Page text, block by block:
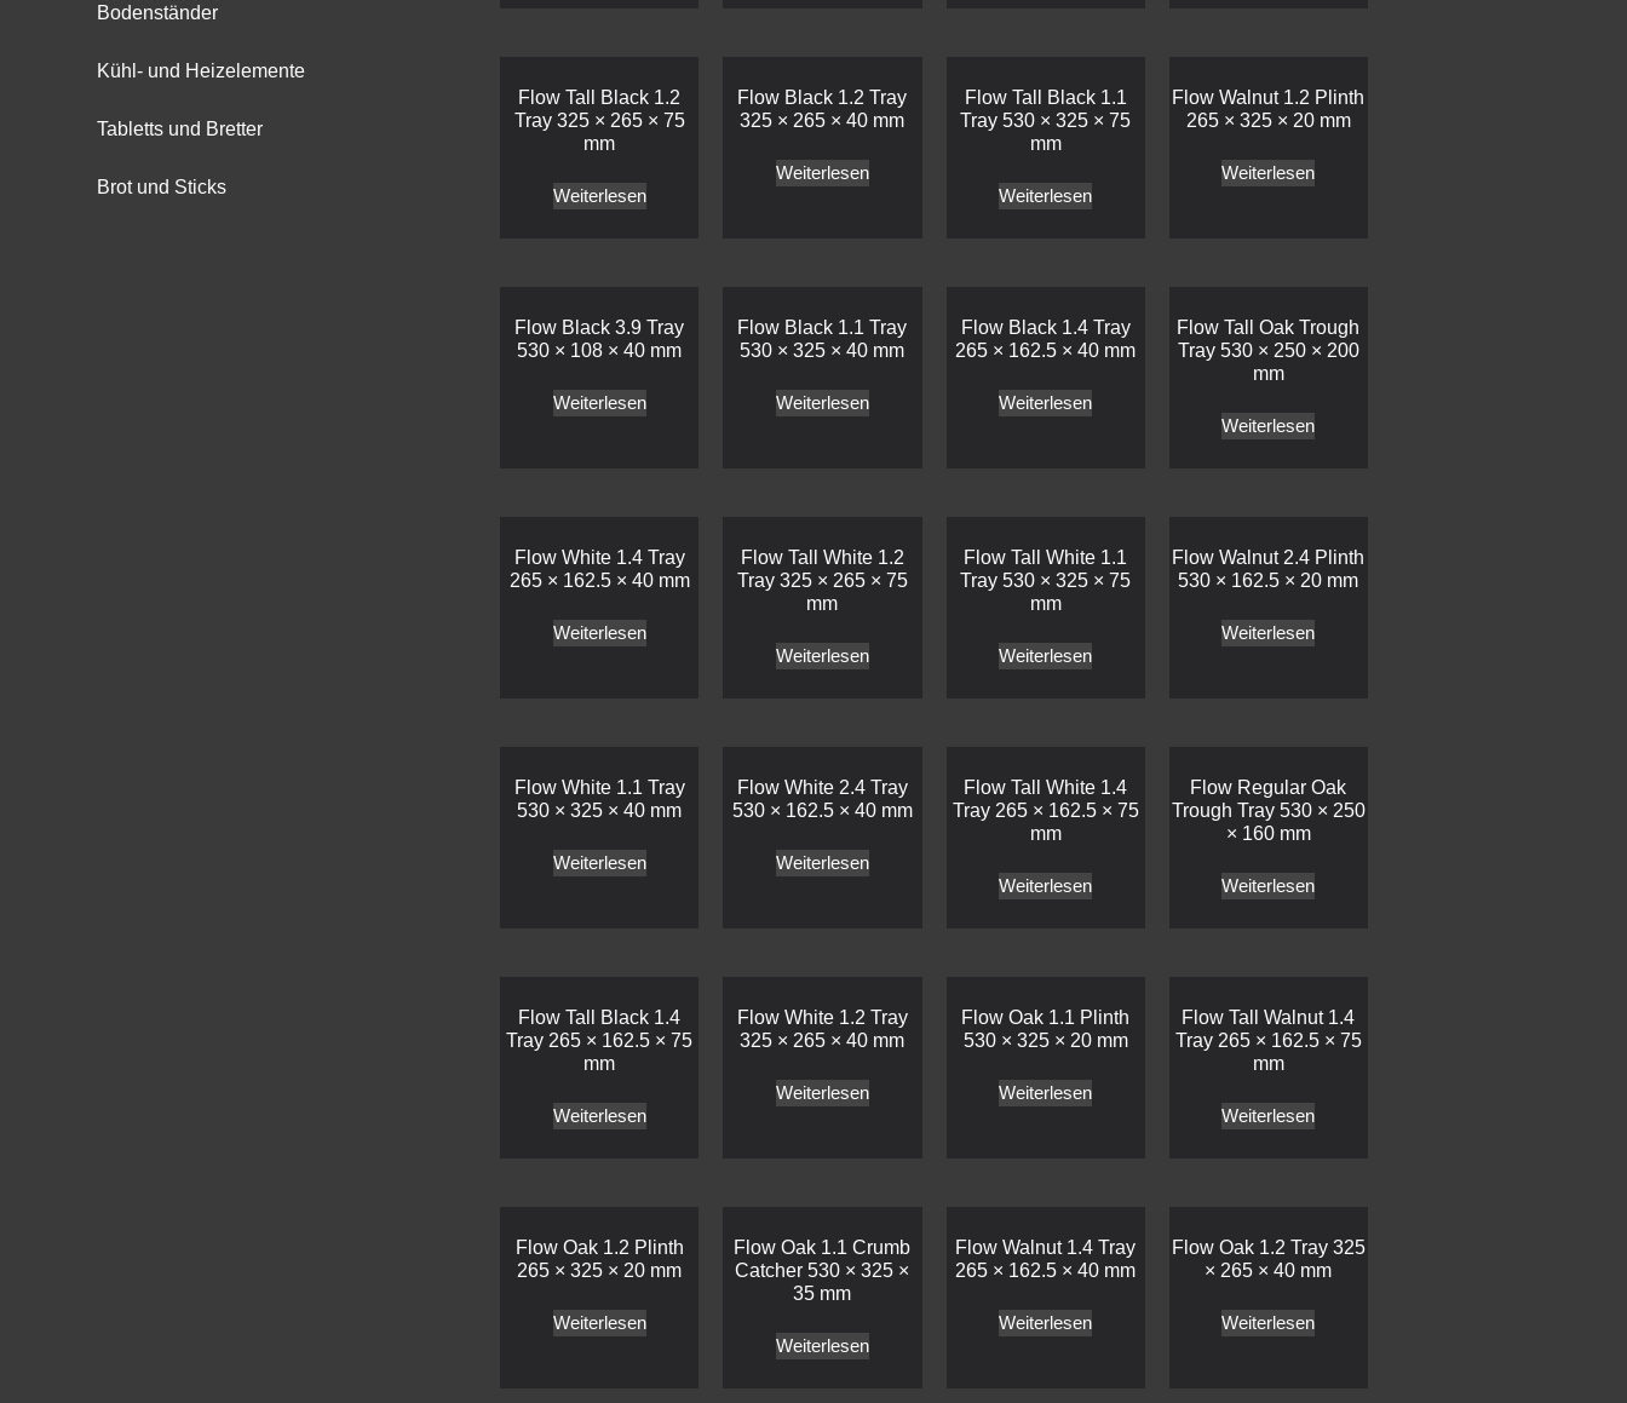
Bodenständer
Kühl- und Heizelemente
Tabletts und Bretter
Brot und Sticks
Flow Tall Black 1.2
Tray 325 × 265 × 75
mm
Weiterlesen
Flow Black 1.2 Tray
325 × 265 × 40 mm
Weiterlesen
Flow Tall Black 1.1
Tray 530 × 325 × 75
mm
Weiterlesen
Flow Walnut 1.2 Plinth
265 × 325 × 20 mm
Weiterlesen
Flow Black 3.9 Tray
530 × 108 × 40 mm
Weiterlesen
Flow Black 1.1 Tray
530 × 325 × 40 mm
Weiterlesen
Flow Black 1.4 Tray
265 × 162.5 × 40 mm
Weiterlesen
Flow Tall Oak Trough
Tray 530 × 250 × 200
mm
Weiterlesen
Flow White 1.4 Tray
265 × 162.5 × 40 mm
Weiterlesen
Flow Tall White 1.2
Tray 325 × 265 × 75
mm
Weiterlesen
Flow Tall White 1.1
Tray 530 × 325 × 75
mm
Weiterlesen
Flow Walnut 2.4 Plinth
530 × 162.5 × 20 mm
Weiterlesen
Flow White 1.1 Tray
530 × 325 × 40 mm
Weiterlesen
Flow White 2.4 Tray
530 × 162.5 × 40 mm
Weiterlesen
Flow Tall White 1.4
Tray 265 × 162.5 × 75
mm
Weiterlesen
Flow Regular Oak
Trough Tray 530 × 250
× 160 mm
Weiterlesen
Flow Tall Black 1.4
Tray 265 × 162.5 × 75
mm
Weiterlesen
Flow White 1.2 Tray
325 × 265 × 40 mm
Weiterlesen
Flow Oak 1.1 Plinth
530 × 325 × 20 mm
Weiterlesen
Flow Tall Walnut 1.4
Tray 265 × 162.5 × 75
mm
Weiterlesen
Flow Oak 1.2 Plinth
265 × 325 × 20 mm
Weiterlesen
Flow Oak 1.1 Crumb
Catcher 530 × 325 ×
35 mm
Weiterlesen
Flow Walnut 1.4 Tray
265 × 162.5 × 40 mm
Weiterlesen
Flow Oak 1.2 Tray 325
× 265 × 40 mm
Weiterlesen